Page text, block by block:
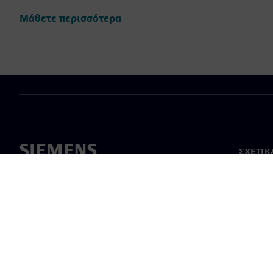
Μάθετε περισσότερα